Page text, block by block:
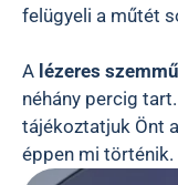
felügyeli a műtét
A lézeres
néhány percig
tájékoztatjuk Önt
éppen mi történik.